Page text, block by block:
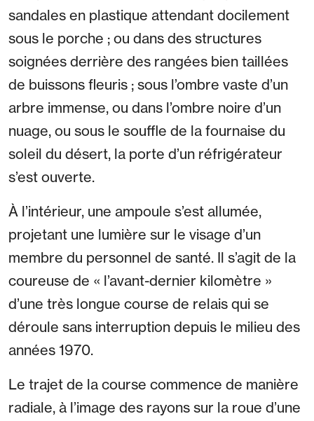
sandales en plastique attendant docilement
sous le porche ; ou dans des structures
soignées derrière des rangées bien taillées
de buissons fleuris ; sous l’ombre vaste d’un
arbre immense, ou dans l’ombre noire d’un
nuage, ou sous le souffle de la fournaise du
soleil du désert, la porte d’un réfrigérateur
s’est ouverte.
À l’intérieur, une ampoule s’est allumée,
projetant une lumière sur le visage d’un
membre du personnel de santé. Il s’agit de la
coureuse de « l’avant-dernier kilomètre »
d’une très longue course de relais qui se
déroule sans interruption depuis le milieu des
années 1970.
Le trajet de la course commence de manière
radiale, à l’image des rayons sur la roue d’une